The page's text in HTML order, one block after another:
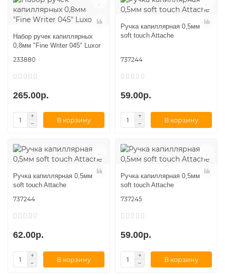
Набор ручек капиллярных
0,8мм "Fine Writer 045" Luxor
233880
265.00р.
В корзину
Ручка капиллярная 0,5мм
soft touch Attache
737244
59.00р.
В корзину
Ручка капиллярная 0,5мм
soft touch Attache
737244
62.00р.
В корзину
Ручка капиллярная 0,5мм
soft touch Attache
737245
59.00р.
В корзину